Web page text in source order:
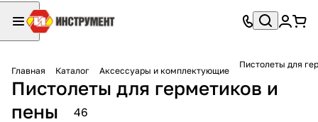
Главная Каталог Аксессуары и комплектующие
Пистолеты для
Пистолеты для герметиков и
пены
46